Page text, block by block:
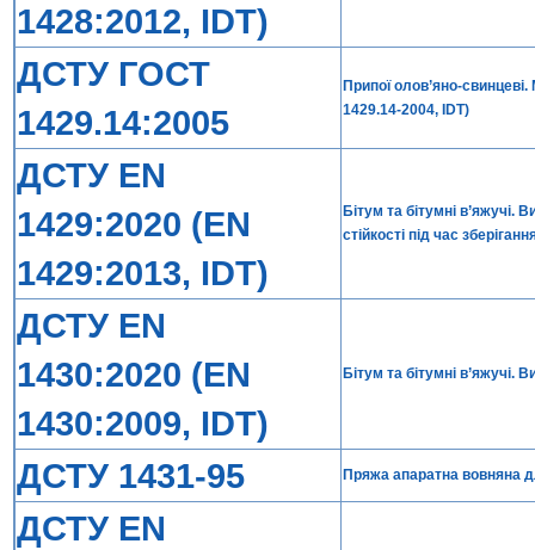
1428:2012, IDT)
ДСТУ ГОСТ
1429.14:2005
Припої олов’яно-
1429.14-2004, IDT)
ДСТУ EN
1429:2020 (EN
1429:2013, IDT)
Бітум та бітумні в’яжучі.
стійкості під час
ДСТУ EN
1430:2020 (EN
1430:2009, IDT)
Бітум та бітумні в’яжучі.
ДСТУ 1431-95 Пряжа апаратна вовняна
ДСТУ EN